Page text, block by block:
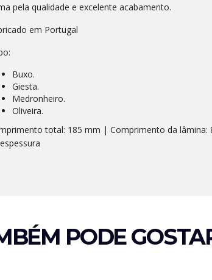
pela qualidade e excelente acabamento.
em Portugal
Buxo.
Giesta.
Medronheiro.
Oliveira.
total: 185 mm | Comprimento da
PODE